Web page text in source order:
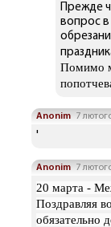
Прежде
вопрос в
Помимо
Anonim 7
'
Anonim 7
20 марта -
Поздравляя
обязательно